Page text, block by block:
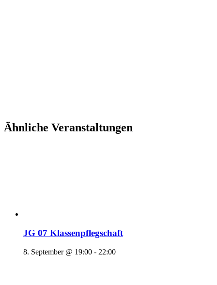
Ähnliche Veranstaltungen
JG 07 Klassenpflegschaft
8. September @ 19:00 - 22:00